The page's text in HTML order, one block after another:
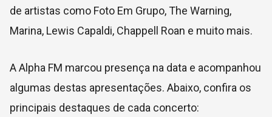
de artistas como Foto Em Grupo, The Warning,
Marina, Lewis Capaldi, Chappell Roan e muito mais.
A Alpha FM marcou presença na data e acompanhou
algumas destas apresentações. Abaixo, confira os
principais destaques de cada concerto: